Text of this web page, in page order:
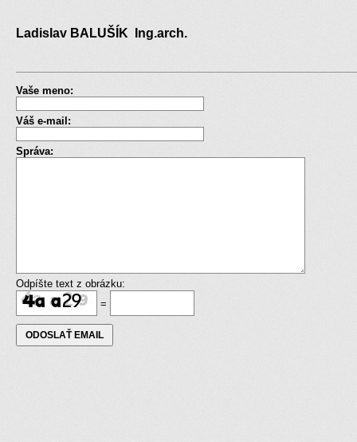
Ladislav BALUŠÍK Ing.arch.
Vaše meno:
Váš e-mail:
Správa:
Odpíšte text z obrázku:
=